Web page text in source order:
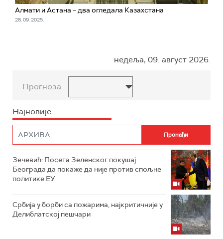
Алмати и Астана – два огледала Казахстана
28. 09. 2025.
недеља, 09. август 2026.
Прогноза
Најновије
Зечевић: Посета Зеленског покушај
Београда да покаже да није против спољне
политике ЕУ
Србија у борби са пожарима, најкритичније у
Делиблатској пешчари